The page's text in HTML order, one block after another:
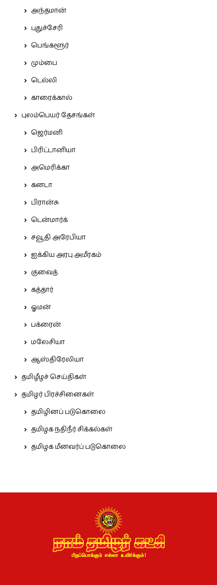
அந்தமான்
புதுச்சேரி
பெங்களூர்
மும்பை
டெல்லி
காரைக்கால்
புலம்பெயர் தேசங்கள்
ஜெர்மனி
பிரிட்டானியா
அமெரிக்கா
கனடா
பிரான்சு
டென்மார்க்
சவூதி அரேபியா
ஐக்கிய அரபு அமீரகம்
குவைத்
கத்தார்
ஓமன்
பக்ரைன்
மலேசியா
ஆஸ்திரேலியா
தமிழீழச் செய்திகள்
தமிழர் பிரச்சினைகள்
தமிழினப் படுகொலை
தமிழக நதிநீர் சிக்கல்கள்
தமிழக மீனவர்ப் படுகொலை